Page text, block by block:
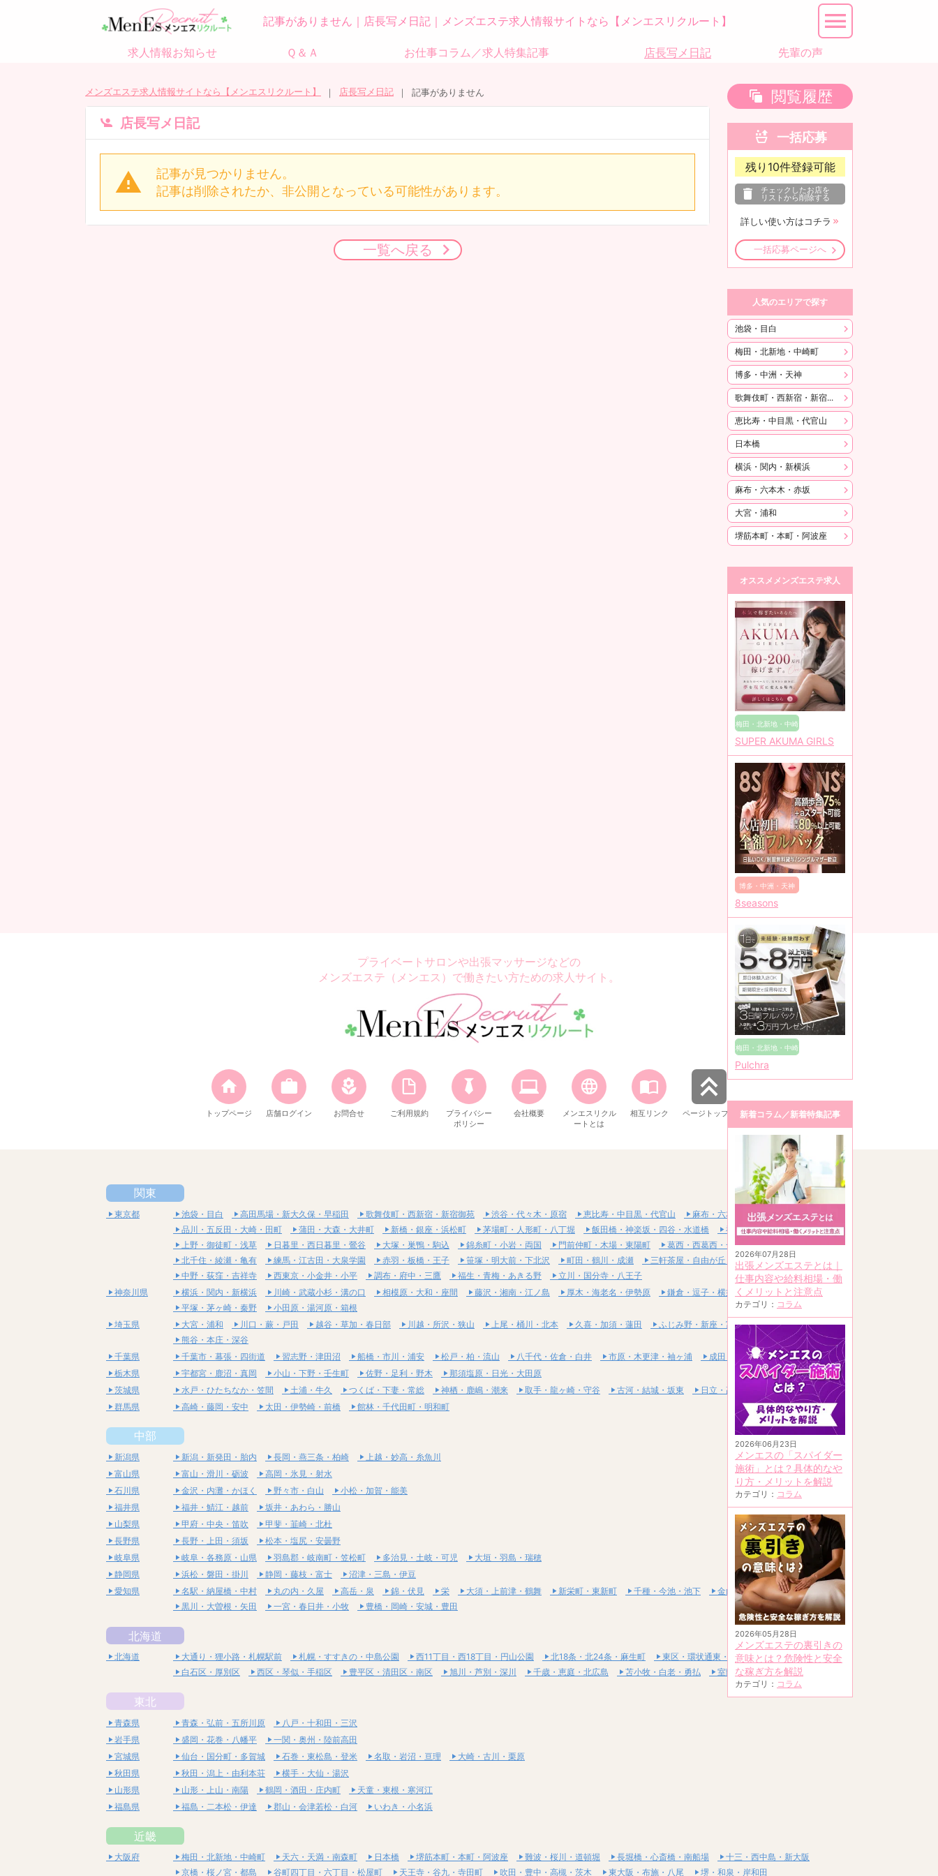
記事がありません｜店長写メ日記｜メンズエステ求人情報サイトなら【メンエスリクルート】
求人情報お知らせ Ｑ＆Ａ お仕事コラム／求人特集記事 店長写メ日記 先輩の声
メンズエステ求人情報サイトなら【メンエスリクルート】 店長写メ日記 記事がありません
店長写メ日記
記事が見つかりません。
記事は削除されたか、非公開となっている可能性があります。
一覧へ戻る
閲覧履歴
一括応募
残り 10件登録可能
チェックしたお店を
リストから削除する
詳しい使い方はコチラ
一括応募ページへ
人気のエリアで探す
池袋・目白
梅田・北新地・中崎町
博多・中洲・天神
歌舞伎町・西新宿・新宿御苑
恵比寿・中目黒・代官山
日本橋
横浜・関内・新横浜
麻布・六本木・赤坂
大宮・浦和
堺筋本町・本町・阿波座
オススメメンズエステ求人
梅田・北新地・中崎
町
SUPER AKUMA GIRLS
博多・中洲・天神
8seasons
梅田・北新地・中崎
町
Pulchra
新着コラム／新着特集記事
2026年07月28日
出張メンズエステとは｜
仕事内容や給料相場・働
くメリットと注意点
カテゴリ： コラム
2026年06月23日
メンエスの「スパイダー
施術」とは？具体的なや
り方・メリットを解説
カテゴリ： コラム
2026年05月28日
メンズエステの裏引きの
意味とは？危険性と安全
な稼ぎ方を解説
カテゴリ： コラム
プライベートサロンや出張マッサージなどの
メンズエステ（メンエス）で働きたい方ための求人サイト。
トップページ 店舗ログイン お問合せ ご利用規約
プライバシー
ポリシー
会社概要
メンエスリクル
ートとは
相互リンク ページトップへ
関東
東京都 池袋・目白 高田馬場・新大久保・早稲田 歌舞伎町・西新宿・新宿御苑 渋谷・代々木・原宿 恵比寿・中目黒・代官山
麻布・六本木・赤坂
品川・五反田・大崎・田町
蒲田・大森・大井町 新橋・銀座・浜松町 茅場町・人形町・八丁堀 飯田橋・神楽坂・四谷・水道橋
神田・秋葉原・浅草橋
上野・御徒町・浅草
日暮里・西日暮里・鶯谷 大塚・巣鴨・駒込 錦糸町・小岩・両国 門前仲町・木場・東陽町
葛西・西葛西・一之江
北千住・綾瀬・亀有
練馬・江古田・大泉学園 赤羽・板橋・王子 笹塚・明大前・下北沢 町田・鶴川・成瀬
三軒茶屋・自由が丘・二子玉川
中野・荻窪・吉祥寺
西東京・小金井・小平 調布・府中・三鷹 福生・青梅・あきる野
立川・国分寺・八王子
神奈川県
横浜・関内・新横浜 川崎・武蔵小杉・溝の口 相模原・大和・座間 藤沢・湘南・江ノ島 厚木・海老名・伊勢原
鎌倉・逗子・横須賀
平塚・茅ヶ崎・秦野
小田原・湯河原・箱根
埼玉県
大宮・浦和 川口・蕨・戸田 越谷・草加・春日部 川越・所沢・狭山 上尾・桶川・北本 久喜・加須・蓮田
ふじみ野・新座・富士見
熊谷・本庄・深谷
千葉県
千葉市・幕張・四街道 習志野・津田沼 船橋・市川・浦安 松戸・柏・流山 八千代・佐倉・白井 市原・木更津・袖ヶ浦
成田・富里・印西
栃木県
宇都宮・鹿沼・真岡 小山・下野・壬生町 佐野・足利・野木
那須塩原・日光・大田原
茨城県
水戸・ひたちなか・笠間 土浦・牛久 つくば・下妻・常総 神栖・鹿嶋・潮来 取手・龍ヶ崎・守谷 古河・結城・坂東
日立・高萩・常陸太田
群馬県
高崎・藤岡・安中 太田・伊勢崎・前橋 館林・千代田町・明和町
中部
新潟県 新潟・新発田・胎内 長岡・燕三条・柏崎
上越・妙高・糸魚川
富山県
富山・滑川・砺波
高岡・氷見・射水
石川県
金沢・内灘・かほく 野々市・白山
小松・加賀・能美
福井県
福井・鯖江・越前
坂井・あわら・勝山
山梨県
甲府・中央・笛吹
甲斐・韮崎・北杜
長野県
長野・上田・須坂
松本・塩尻・安曇野
岐阜県
岐阜・各務原・山県 羽島郡・岐南町・笠松町 多治見・土岐・可児
大垣・羽島・瑞穂
静岡県
浜松・磐田・掛川 静岡・藤枝・富士
沼津・三島・伊豆
愛知県
名駅・納屋橋・中村 丸の内・久屋 高岳・泉 錦・伏見 栄 大須・上前津・鶴舞 新栄町・東新町 千種・今池・池下
金山・熱田
黒川・大曽根・矢田
一宮・春日井・小牧 豊橋・岡崎・安城・豊田
北海道
北海道 大通り・狸小路・札幌駅前 札幌・すすきの・中島公園 西11丁目・西18丁目・円山公園 北18条・北24条・麻生町
東区・環状通東・新道東
白石区・厚別区
西区・琴似・手稲区 豊平区・清田区・南区 旭川・芦別・深川 千歳・恵庭・北広島 苫小牧・白老・勇払 室蘭・登別・伊達
東北
青森県 青森・弘前・五所川原
八戸・十和田・三沢
岩手県
盛岡・花巻・八幡平
一関・奥州・陸前高田
宮城県
仙台・国分町・多賀城 石巻・東松島・登米 名取・岩沼・亘理
大崎・古川・栗原
秋田県
秋田・潟上・由利本荘
横手・大仙・湯沢
山形県
山形・上山・南陽 鶴岡・酒田・庄内町
天童・東根・寒河江
福島県
福島・二本松・伊達 郡山・会津若松・白河 いわき・小名浜
近畿
大阪府 梅田・北新地・中崎町 天六・天満・南森町 日本橋 堺筋本町・本町・阿波座 難波・桜川・道頓堀 長堀橋・心斎橋・南船場
十三・西中島・新大阪
京橋・桜ノ宮・都島
谷町四丁目・六丁目・松屋町 天王寺・谷九・寺田町 吹田・豊中・高槻・茨木 東大阪・布施・八尾 堺・和泉・岸和田